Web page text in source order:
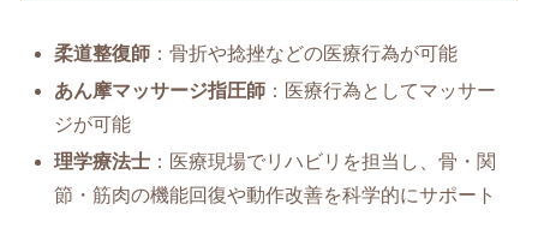
柔道整復師 ：骨折や捻挫などの医療行為が可能
あん摩マッサージ指圧師 ：医療行為としてマッサー
ジが可能
理学療法士 ：医療現場でリハビリを担当し、骨・関
節・筋肉の機能回復や動作改善を科学的にサポート